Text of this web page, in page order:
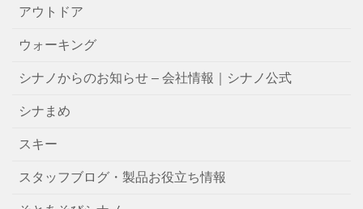
アウトドア
ウォーキング
シナノからのお知らせ – 会社情報｜シナノ公式
シナまめ
スキー
スタッフブログ・製品お役立ち情報